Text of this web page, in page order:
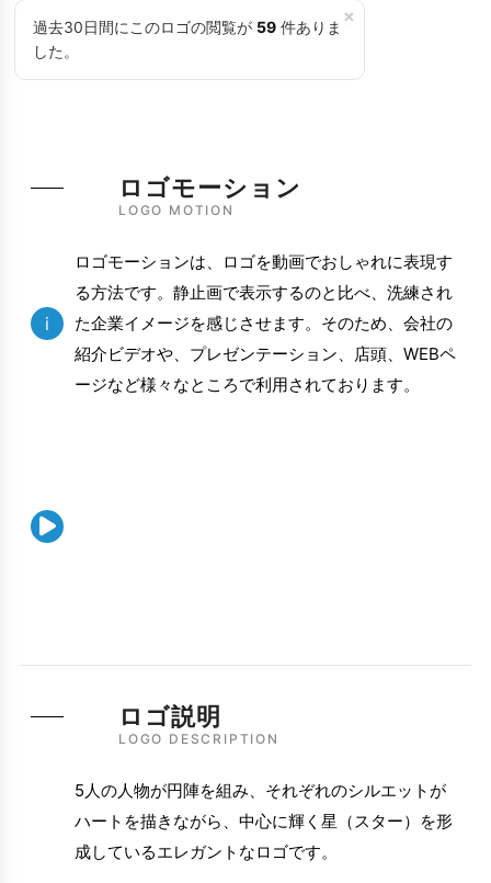
×
過去30日間にこのロゴの閲覧が 59 件ありま
した。
LOGO MOTION
ロゴモーション
i
ロゴモーションは、ロゴを動画でおしゃれに表現す
る方法です。静止画で表示するのと比べ、洗練され
た企業イメージを感じさせます。そのため、会社の
紹介ビデオや、プレゼンテーション、店頭、WEBペ
ージなど様々なところで利用されております。

LOGO DESCRIPTION
ロゴ説明
5人の人物が円陣を組み、それぞれのシルエットが
ハートを描きながら、中心に輝く星（スター）を形
成しているエレガントなロゴです。